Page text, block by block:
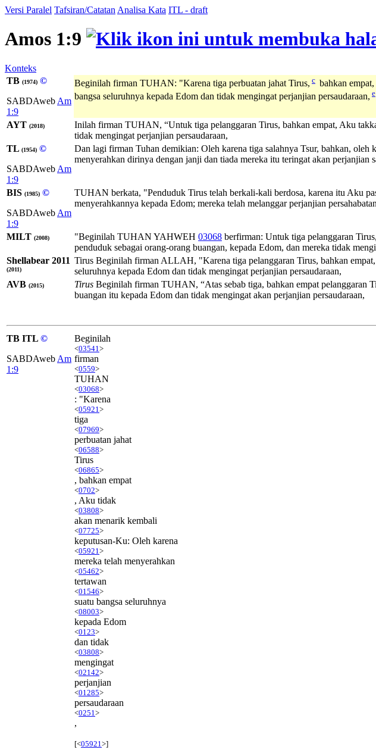
Versi Paralel Tafsiran/Catatan Analisa Kata ITL - draft
Amos 1:9
Konteks
TB (1974) ©
SABDAweb Am
1:9
Beginilah firman TUHAN: "Karena tiga perbuatan jahat Tirus, c bahkan
bangsa seluruhnya kepada Edom dan tidak mengingat perjanjian persaudaraan, e
AYT (2018)
Inilah firman TUHAN, “Untuk tiga pelanggaran Tirus, bahkan empat, Aku
tidak mengingat perjanjian persaudaraan,
TL (1954) ©
SABDAweb Am
1:9
Dan lagi firman Tuhan demikian: Oleh karena tiga salahnya Tsur, bahkan, oleh
menyerahkan dirinya dengan janji dan tiada mereka itu teringat akan perjanjian
BIS (1985) ©
SABDAweb Am
1:9
TUHAN berkata, "Penduduk Tirus telah berkali-kali berdosa, karena itu Aku
menyerahkannya kepada Edom; mereka telah melanggar perjanjian
MILT (2008) "Beginilah TUHAN YAHWEH 03068 berfirman: Untuk tiga pelanggaran
penduduk sebagai orang-orang buangan, kepada Edom, dan mereka tidak
Shellabear 2011
(2011)
Tirus Beginilah firman ALLAH, "Karena tiga pelanggaran Tirus, bahkan
seluruhnya kepada Edom dan tidak mengingat perjanjian persaudaraan,
AVB (2015) Tirus Beginilah firman TUHAN, “Atas sebab tiga, bahkan empat pelanggaran
buangan itu kepada Edom dan tidak mengingat akan perjanjian persaudaraan,
TB ITL ©
SABDAweb Am
1:9
Beginilah
<03541 >
firman
<0559>
TUHAN
<03068>
: "Karena
<05921 >
tiga
<07969>
perbuatan jahat
<06588>
Tirus
<06865>
, bahkan empat
<0702>
, Aku tidak
<03808>
akan menarik kembali
<07725>
keputusan-Ku: Oleh karena
<05921 >
mereka telah menyerahkan
<05462>
tertawan
<01546>
suatu bangsa seluruhnya
<08003>
kepada Edom
<0123>
dan tidak
<03808>
mengingat
<02142>
perjanjian
<01285>
persaudaraan
<0251 >
,
[<05921 >]